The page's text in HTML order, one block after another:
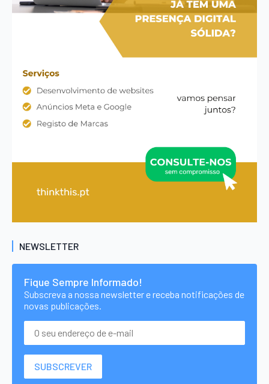
NEWSLETTER
Fique Sempre Informado!
Subscreva a nossa newsletter e receba notificações de
novas publicações.